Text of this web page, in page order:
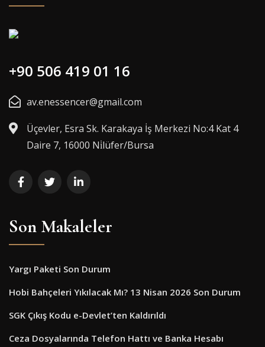
+90 506 419 01 16
av.enessencer@gmail.com
Üçevler, Esra Sk. Karakaya İş Merkezi No:4 Kat 4
Daire 7, 16000 Ni̇lüfer/Bursa
Son Makaleler
Yargı Paketi Son Durum
Hobi Bahçeleri Yıkılacak Mı? 13 Nisan 2026 Son Durum
SGK Çıkış Kodu e-Devlet’ten Kaldırıldı
Ceza Dosyalarında Telefon Hattı ve Banka Hesabı